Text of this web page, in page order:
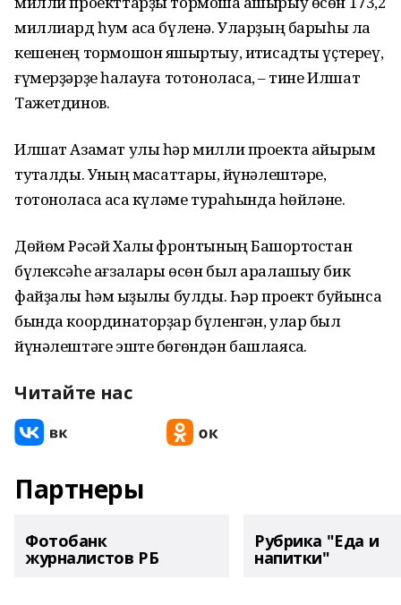
миллиард һум аҡса бүленә. Уларҙың барыһы ла
кешенең тормошон яҡшыртыу, иҡтисадты үҫтереү,
ғүмерҙәрҙе һаҡлауға тотоноласаҡ, – тине Илшат
Тажетдинов.
Илшат Азамат улы һәр милли проектҡа айырым
туҡталды. Уның маҡсаттары, йүнәлештәре,
тотоноласаҡ аҡса күләме тураһында һөйләне.
Дөйөм Рәсәй Халыҡ фронтының Башҡортостан
бүлексәһе ағзалары өсөн был аралашыу бик
файҙалы һәм ҡыҙыҡлы булды. Һәр проект буйынса
бында координаторҙар бүленгән, улар был
йүнәлештәге эште бөгөндән башлаясаҡ.
Читайте нас
Партнеры
Фотобанк
журналистов РБ
Рубрика "Еда и
напитки"